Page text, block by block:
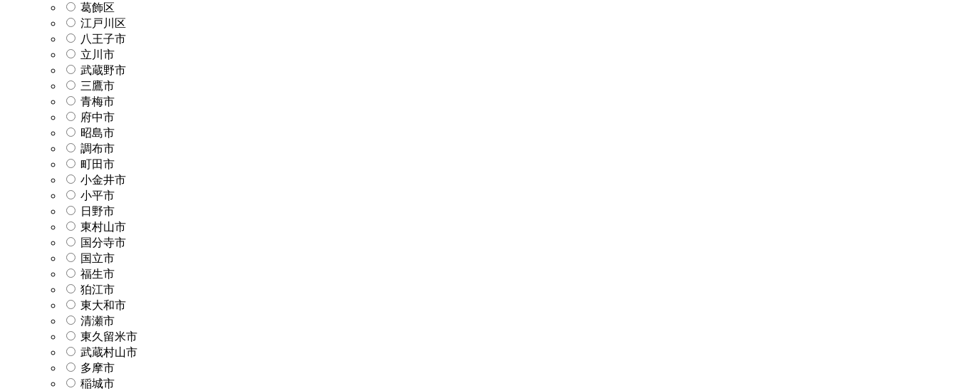
葛飾区
江戸川区
八王子市
立川市
武蔵野市
三鷹市
青梅市
府中市
昭島市
調布市
町田市
小金井市
小平市
日野市
東村山市
国分寺市
国立市
福生市
狛江市
東大和市
清瀬市
東久留米市
武蔵村山市
多摩市
稲城市